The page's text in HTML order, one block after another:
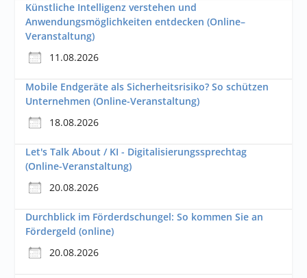
Künstliche Intelligenz verstehen und
Anwendungsmöglichkeiten entdecken (Online–
Veranstaltung)
11.08.2026
Mobile Endgeräte als Sicherheitsrisiko? So schützen
Unternehmen (Online-Veranstaltung)
18.08.2026
Let's Talk About / KI - Digitalisierungssprechtag
(Online-Veranstaltung)
20.08.2026
Durchblick im Förderdschungel: So kommen Sie an
Fördergeld (online)
20.08.2026